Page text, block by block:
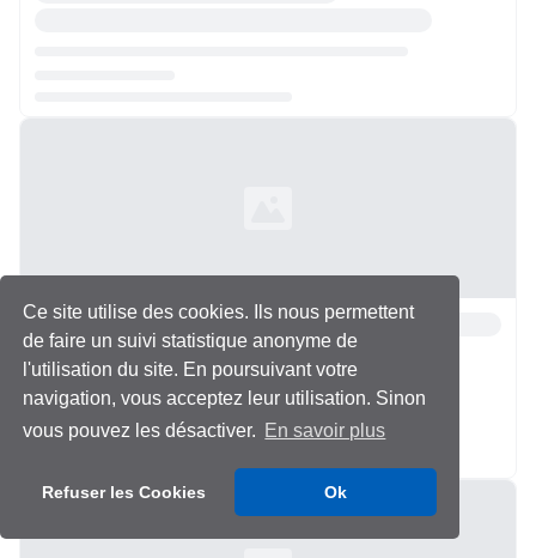
Ce site utilise des cookies. Ils nous permettent
de faire un suivi statistique anonyme de
l'utilisation du site. En poursuivant votre
navigation, vous acceptez leur utilisation. Sinon
vous pouvez les désactiver. En savoir plus
Refuser les Cookies Ok
Chargement...
Chargement...